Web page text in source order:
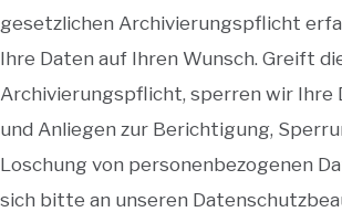
gesetzlichen Archivierungspflicht
Ihre Daten auf Ihren Wunsch. Greift
Archivierungspflicht, sperren wir Ihre
und Anliegen zur Berichtigung,
Loschung von personenbezogenen
sich bitte an unseren